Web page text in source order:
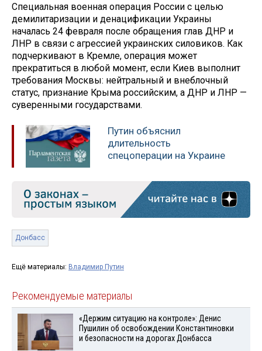
Специальная военная операция России с целью
демилитаризации и денацификации Украины
началась 24 февраля после обращения глав ДНР и
ЛНР в связи с агрессией украинских силовиков. Как
подчеркивают в Кремле, операция может
прекратиться в любой момент, если Киев выполнит
требования Москвы: нейтральный и внеблочный
статус, признание Крыма российским, а ДНР и ЛНР —
суверенными государствами.
Путин объяснил
длительность
спецоперации на Украине
Донбасс
Ещё материалы: Владимир Путин
Рекомендуемые материалы
«Держим ситуацию на контроле»: Денис
Пушилин об освобождении Константиновки
и безопасности на дорогах Донбасса